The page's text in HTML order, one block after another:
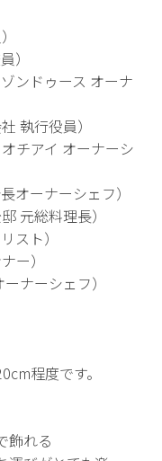
）
ンドゥース オーナ
執行役員）
チアイ オーナーシ
オーナーシェフ）
元総料理長）
スト）
ー）
ナーシェフ）
程度です。
飾れる